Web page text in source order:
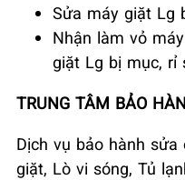
Sửa máy giặt Lg
Nhận làm vỏ
giặt Lg bị mục, rỉ
TRUNG TÂM BẢO
Dịch vụ bảo hành
giặt, Lò vi sóng, Tủ